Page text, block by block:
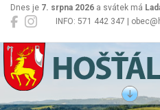
INFO: 571 442 347 |
Dnes je 7. srpna 2026 a svátek má
Hošťálková